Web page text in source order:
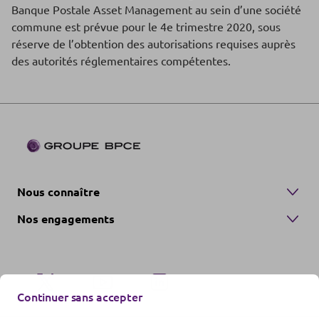
Banque Postale Asset Management au sein d’une société
commune est prévue pour le 4e trimestre 2020, sous
réserve de l’obtention des autorisations requises auprès
des autorités réglementaires compétentes.
Nous connaître
Nos engagements
Continuer sans accepter